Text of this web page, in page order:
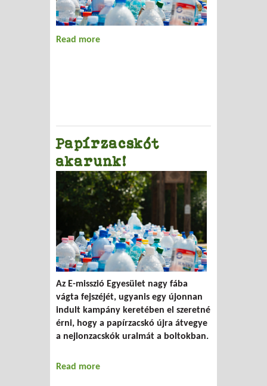
Read more
Papírzacskót
akarunk!
Az E-misszió Egyesület nagy fába
vágta fejszéjét, ugyanis egy újonnan
indult kampány keretében el szeretné
érni, hogy a papírzacskó újra átvegye
a nejlonzacskók uralmát a boltokban.
Read more